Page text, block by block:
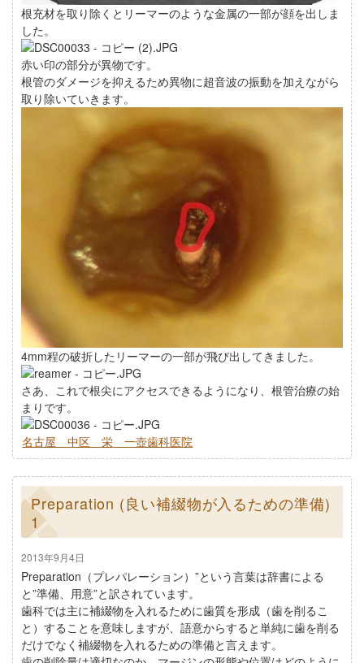
根充材を取り除くとリーマーのような金属の一部が顔を出しま
した。
赤い印の部分が異物です。
根管のダメージを抑えるため異物に超音波の振動を加えながら
取り除いていきます。
4mm程の破折したリーマーの一部が飛び出してきました。
さあ、これで根尖にアクセスできるようになり、根管治療の始
まりです。
名古屋 中区 栄 一壺歯科医院
Preparation (良い補綴物が入るための準備)
1
2013年9月4日
Preparation（プレパレーション）”という言葉は辞書による
と”準備、用意”と訳されています。
歯科では主に補綴物を入れるために歯質を形成（歯を削るこ
と）することを意味しますが、語意からすると単純に歯を削る
だけでなく補綴物を入れるための準備と言えます。